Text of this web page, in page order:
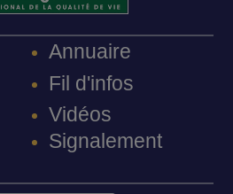
Annuaire
Fil d'infos
Vidéos
Signalement